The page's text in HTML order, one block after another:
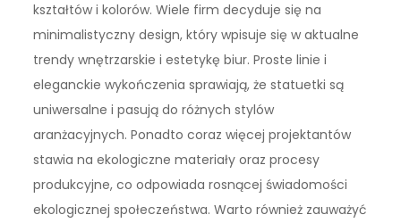
kształtów i kolorów. Wiele firm decyduje się na
minimalistyczny design, który wpisuje się w aktualne
trendy wnętrzarskie i estetykę biur. Proste linie i
eleganckie wykończenia sprawiają, że statuetki są
uniwersalne i pasują do różnych stylów
aranżacyjnych. Ponadto coraz więcej projektantów
stawia na ekologiczne materiały oraz procesy
produkcyjne, co odpowiada rosnącej świadomości
ekologicznej społeczeństwa. Warto również zauważyć